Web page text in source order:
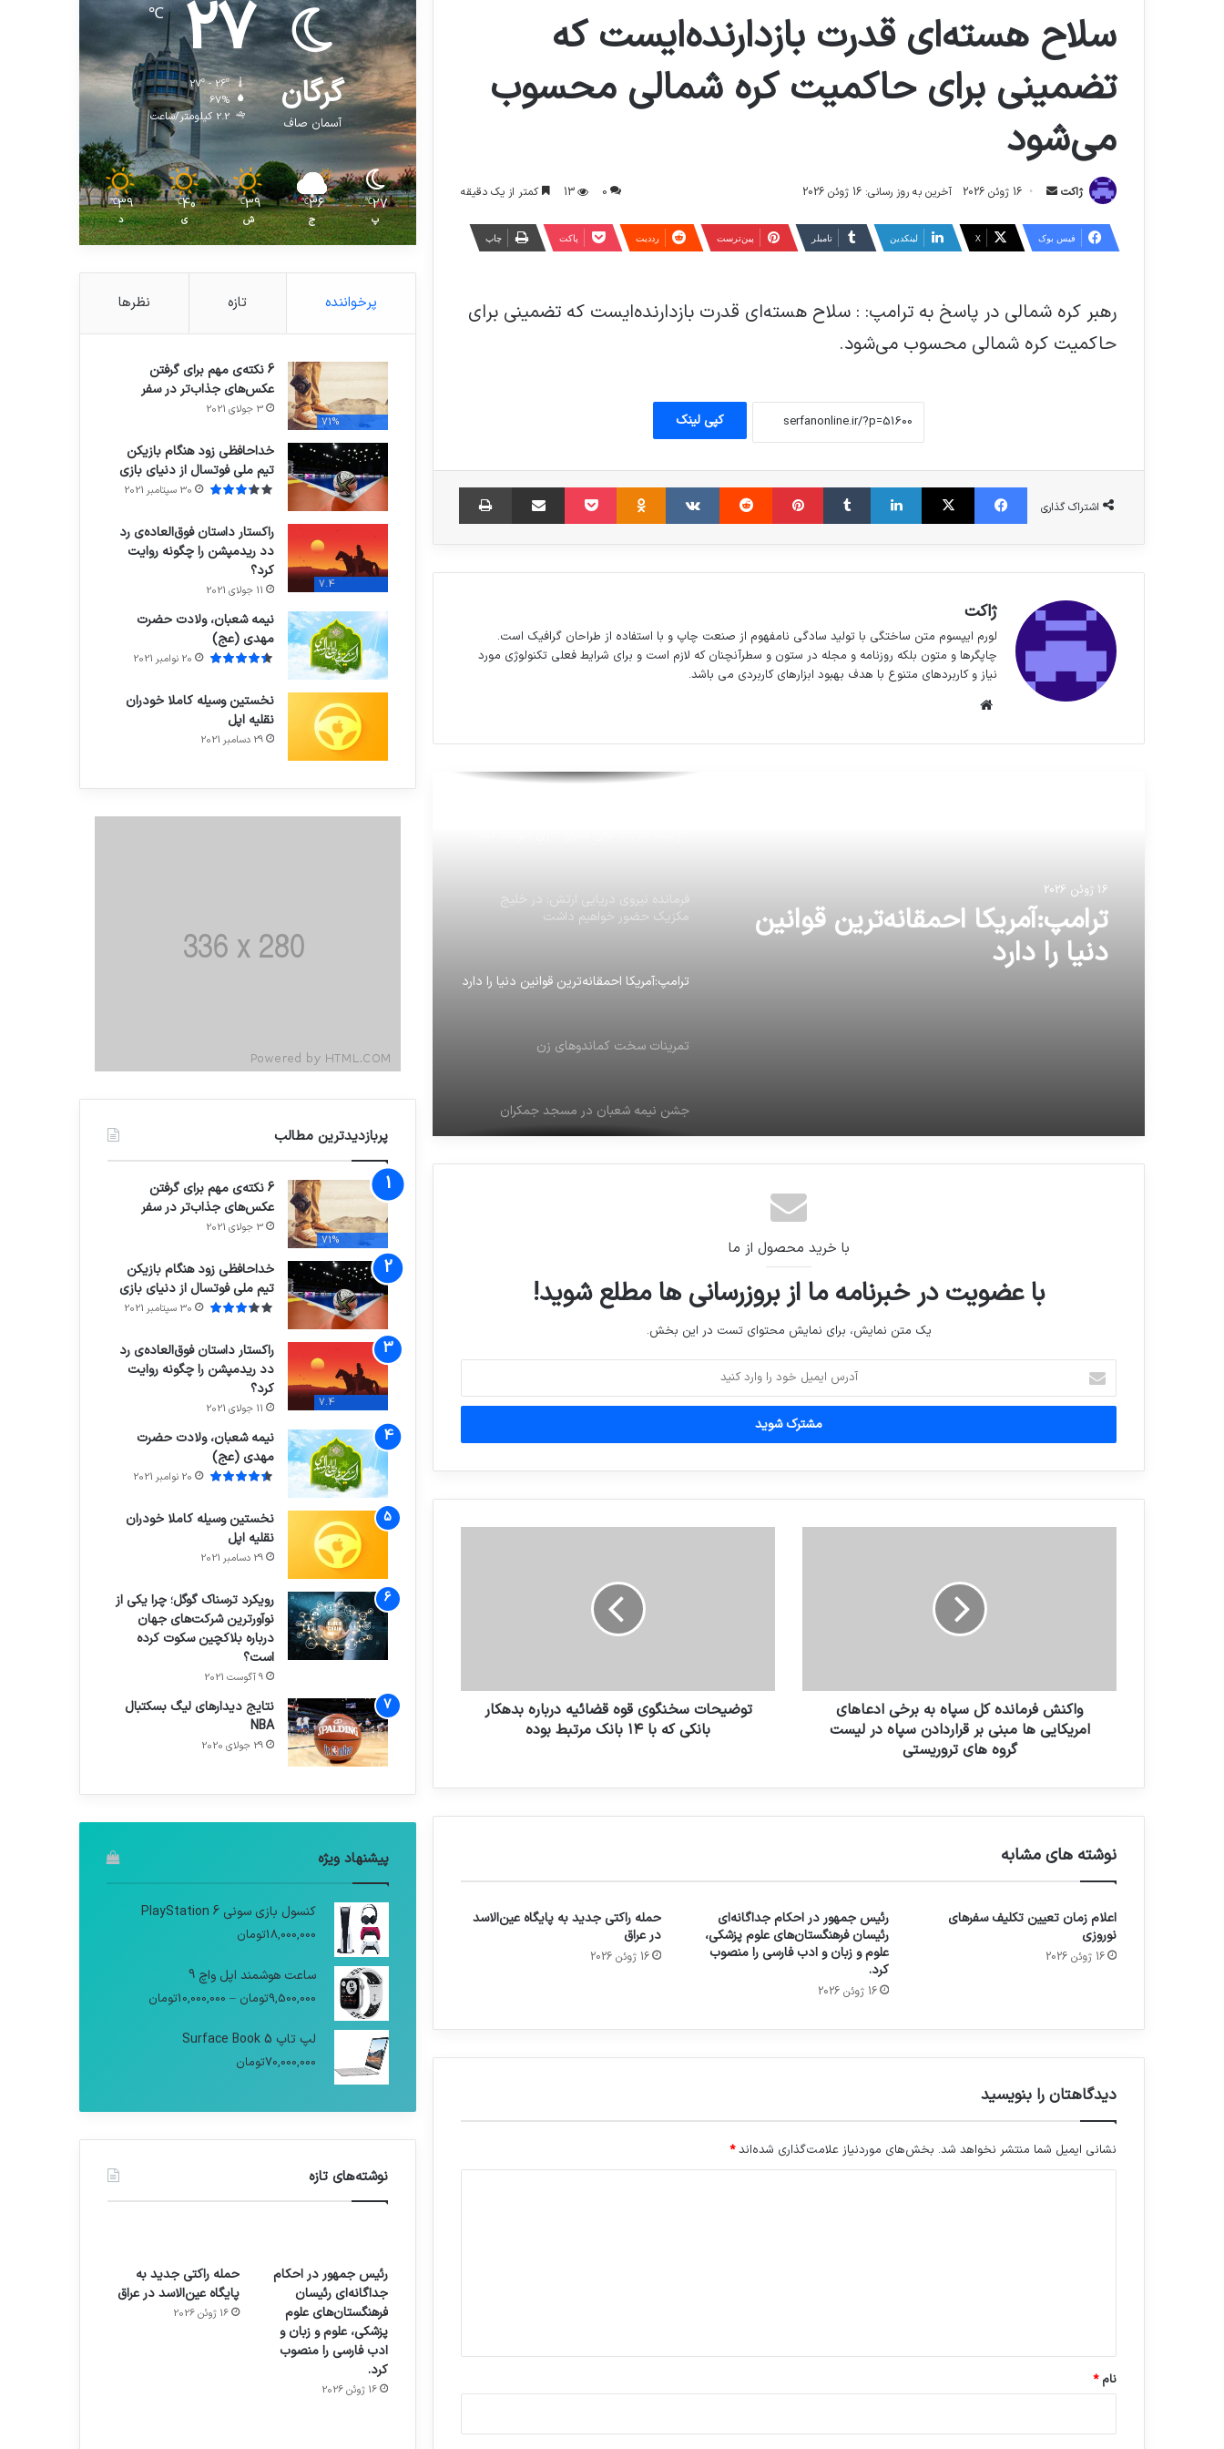
سلاح هسته‌ای قدرت بازدارنده‌ایست که
تضمینی برای حاکمیت کره شمالی محسوب
می‌شود
ژاکت
ارسال 16 ژوئن 2026 آخرین به روز رسانی: 16 ژوئن 2026 0
13 کمتر از یک دقیقه
فیس بوک X لینکدین ‫تامبلر ‫پین‌ترست ‫رددیت پاکت چاپ
رهبر کره شمالی در پاسخ به ترامپ: : سلاح هسته‌ای قدرت بازدارنده‌ایست که تضمینی برای
حاکمیت کره شمالی محسوب می‌شود.
کپی لینک
اشتراک گذاری
فیس بوک X لینکدین ‫تامبلر ‫پین‌ترست ‫رددیت ‫VKontakte
‫Odnoklassniki
پاکت اشتراک گذاری از طریق ایمیل چاپ
ژاکت
لورم ایپسوم متن ساختگی با تولید سادگی نامفهوم از صنعت چاپ و با استفاده از طراحان گرافیک است.
چاپگرها و متون بلکه روزنامه و مجله در ستون و سطرآنچنان که لازم است و برای شرایط فعلی تکنولوژی مورد
نیاز و کاربردهای متنوع با هدف بهبود ابزارهای کاربردی می باشد.
16 ژوئن 2026
ترامپ:آمریکا احمقانه‌ترین قوانین
دنیا را دارد
در لیگ بلژیک برای شارلوا بازی خواهد کرد.
فرمانده نیروی دریایی ارتش: در خلیج
مکزیک حضور خواهیم داشت
فرمانده نیروی دریایی ارتش: در خلیج
مکزیک حضور خواهیم داشت
ترامپ:آمریکا احمقانه‌ترین قوانین دنیا را دارد
تمرینات سخت کماندوهای زن
جشن نیمه شعبان در مسجد جمکران
فرمانده نیروی دریایی ارتش: در خلیج
مکزیک حضور خواهیم داشت
با خرید محصول از ما
با عضویت در خبرنامه ما از بروزرسانی ها مطلع شوید!
یک متن نمایش، برای نمایش محتوای تست در این بخش.
آدرس
ایمیل
خود
وارد
واکنش فرمانده کل سپاه به برخی ادعاهای
امریکایی ها مبنی بر قراردادن سپاه در لیست
گروه های تروریستی
توضیحات سخنگوی قوه قضائیه درباره بدهکار
بانکی که با ۱۴ بانک مرتبط بوده
نوشته های مشابه
اعلام زمان تعیین تکلیف سفرهای
نوروزی
16 ژوئن 2026
رئیس جمهور در احکام جداگانه‌ای
رئیسان فرهنگستان‌های علوم پزشکی،
علوم و زبان و ادب فارسی را منصوب
کرد.
16 ژوئن 2026
حمله راکتی جدید به پایگاه عین‌الاسد
در عراق
16 ژوئن 2026
دیدگاهتان را بنویسید
نشانی ایمیل شما منتشر نخواهد شد. بخش‌های موردنیاز علامت‌گذاری شده‌اند*
نام*
گرگان
آسمان صاف
27
℃
27º - 26º
67%
2.2 کیلومتر/ساعت
27
℃
پ
36
℃
ج
39
℃
ش
40
℃
ی
39
℃
د
پرخواننده تازه نظرها
71%
6 نکته‌ی مهم برای گرفتن
عکس‌های جذاب‌تر در سفر
3 جولای 2021
خداحافظی زود هنگام بازیکن
تیم ملی فوتسال از دنیای بازی
30 سپتامبر 2021
7.4
راکستار داستان فوق‌العاده‌ی رد
دد ریدمپشن را چگونه روایت
کرد؟
11 جولای 2021
نیمه شعبان، ولادت حضرت
مهدی (عج)
20 نوامبر 2021
نخستین وسیله کاملا خودران
نقلیه اپل
29 دسامبر 2021
پربازدیدترین مطالب
71%
6 نکته‌ی مهم برای گرفتن
عکس‌های جذاب‌تر در سفر
3 جولای 2021
خداحافظی زود هنگام بازیکن
تیم ملی فوتسال از دنیای بازی
30 سپتامبر 2021
7.4
راکستار داستان فوق‌العاده‌ی رد
دد ریدمپشن را چگونه روایت
کرد؟
11 جولای 2021
نیمه شعبان، ولادت حضرت
مهدی (عج)
20 نوامبر 2021
نخستین وسیله کاملا خودران
نقلیه اپل
29 دسامبر 2021
رویکرد ترسناک گوگل؛ چرا یکی از
نوآورترین شرکت‌های جهان
درباره بلاکچین سکوت کرده
است؟
9 آگوست 2021
نتایج دیدار‌های لیگ بسکتبال
NBA
29 جولای 2020
پیشنهاد ویژه
کنسول بازی سونی PlayStation 6
18,000,000تومان
ساعت هوشمند اپل واچ 9
9,500,000تومان –
10,000,000تومان
لپ تاپ Surface Book 5
70,000,000تومان
نوشته‌های تازه
رئیس جمهور در احکام
جداگانه‌ای رئیسان
فرهنگستان‌های علوم
پزشکی، علوم و زبان و
ادب فارسی را منصوب
کرد.
16 ژوئن 2026
حمله راکتی جدید به
پایگاه عین‌الاسد در عراق
16 ژوئن 2026